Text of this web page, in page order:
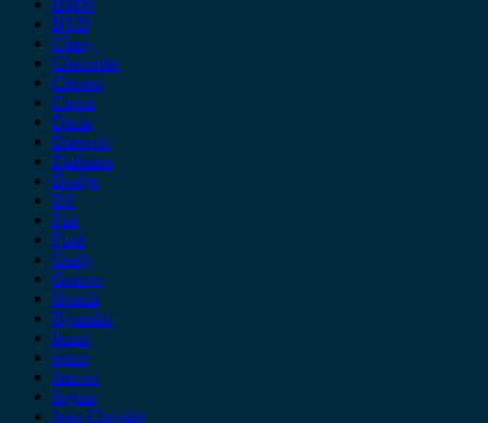
BYD
Chery
Chevrolet
Citroen
Cupra
Dacia
Daewoo
Daihatsu
Dodge
DS
Fiat
Ford
Geely
Gonow
Honda
Hyundai
Isuzu
iveco
Jaecoo
Jaguar
Jeep Chrysler